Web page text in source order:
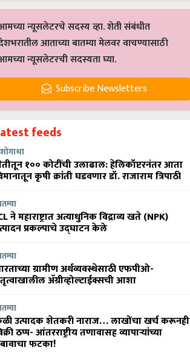
न्यूसलेटरचे सदस्य व्हा. शेती संबंधीत
आताच्या बातम्या मेलवर वाचण्यासाठी
न्यूसलेटरची सदस्यता घ्या.
Subscribe Newsletters
feeds
१०० कोटींची उलाढाल: हेलिकॉप्टरनंतर आता
कृषी क्रांती घडवणार डॉ. राजाराम त्रिपाठी
ने महाराष्ट्रात अत्याधुनिक विद्राव्य खते (NPK)
प्रकल्पाचे उद्घाटन केले
ग्रामीण अर्थव्यवस्थेसाठी एफपीओ-
अ‍ॅग्रीव्होल्टाईक्सची आशा
उत्पादक शेतकरी नाराज… लाखोंचा खर्च करूनही
ठप्प- आंतरराष्ट्रीय तणावासह व्यापाऱ्यांच्या
फटका!